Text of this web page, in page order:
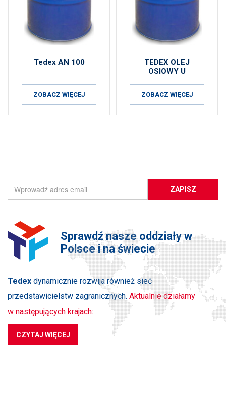
Tedex AN 100
ZOBACZ WIĘCEJ
TEDEX OLEJ
OSIOWY U
ZOBACZ WIĘCEJ
ZAPISZ
Sprawdź nasze oddziały w
Polsce i na świecie
Tedex dynamicznie rozwija również sieć
przedstawicielstw zagranicznych. Aktualnie działamy
w następujących krajach:
CZYTAJ WIĘCEJ